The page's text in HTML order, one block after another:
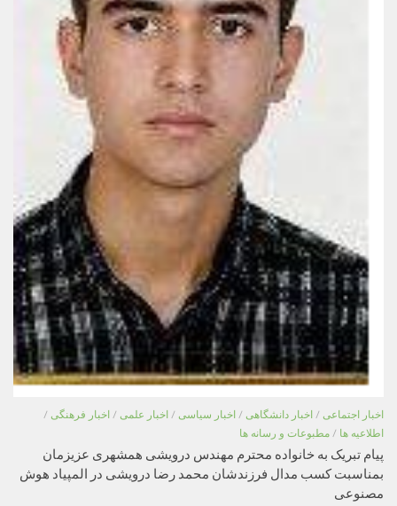
اخبار اجتماعی / اخبار دانشگاهی / اخبار سیاسی / اخبار علمی / اخبار فرهنگی /
اطلاعیه ها / مطبوعات و رسانه ها
پیام تبریک به خانواده محترم مهندس درویشی همشهری عزیزمان
بمناسبت کسب مدال فرزندشان محمد رضا درویشی در المپیاد هوش
مصنوعی